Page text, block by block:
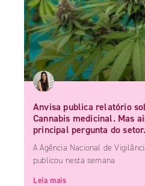
Anvisa publica relatório
Cannabis medicinal. Mas
principal pergunta do setor.
A Agência Nacional de
publicou nesta semana
Leia mais